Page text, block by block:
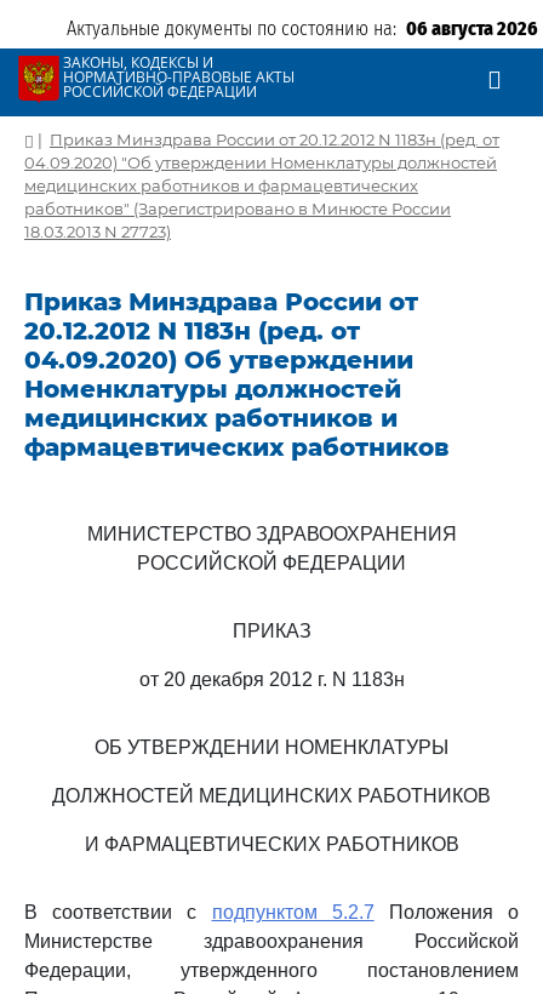
Актуальные документы по состоянию на: 06 августа 2026
ЗАКОНЫ, КОДЕКСЫ И
НОРМАТИВНО-ПРАВОВЫЕ АКТЫ
РОССИЙСКОЙ ФЕДЕРАЦИИ
| Приказ Минздрава России от 20.12.2012 N 1183н (ред. от
04.09.2020) "Об утверждении Номенклатуры должностей
медицинских работников и фармацевтических
работников" (Зарегистрировано в Минюсте России
18.03.2013 N 27723)
Приказ Минздрава России от
20.12.2012 N 1183н (ред. от
04.09.2020) Об утверждении
Номенклатуры должностей
медицинских работников и
фармацевтических работников
МИНИСТЕРСТВО ЗДРАВООХРАНЕНИЯ
РОССИЙСКОЙ ФЕДЕРАЦИИ
ПРИКАЗ
от 20 декабря 2012 г. N 1183н
ОБ УТВЕРЖДЕНИИ НОМЕНКЛАТУРЫ
ДОЛЖНОСТЕЙ МЕДИЦИНСКИХ РАБОТНИКОВ
И ФАРМАЦЕВТИЧЕСКИХ РАБОТНИКОВ
В соответствии с подпунктом 5.2.7 Положения о
Министерстве здравоохранения Российской
Федерации, утвержденного постановлением